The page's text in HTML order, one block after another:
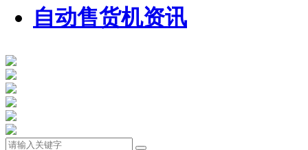
自动售货机资讯